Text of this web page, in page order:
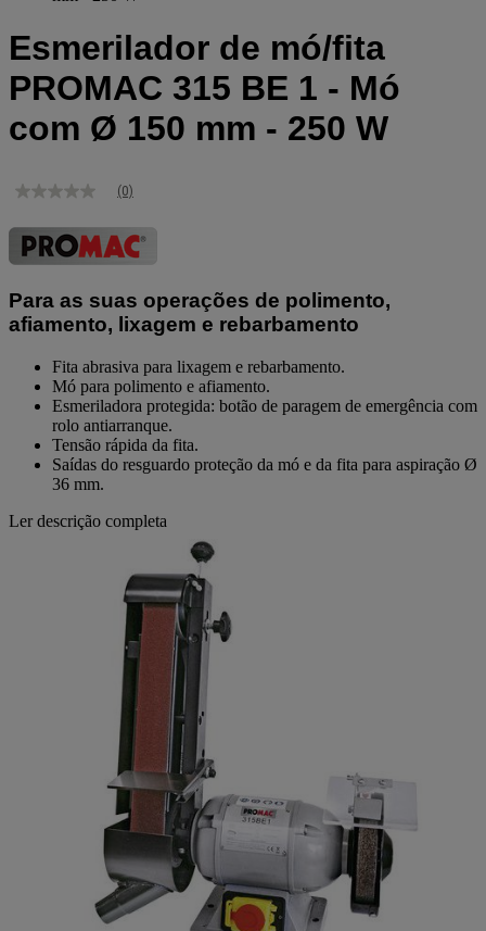
Esmerilador de mó/fita
PROMAC 315 BE 1 - Mó
com Ø 150 mm - 250 W
Sem
de
classificação
Link
a
mesma
página.
(0)
Para as suas operações de polimento,
afiamento, lixagem e rebarbamento
Fita abrasiva para lixagem e rebarbamento.
Mó para polimento e afiamento.
Esmeriladora protegida: botão de paragem de emergência com
rolo antiarranque.
Tensão rápida da fita.
Saídas do resguardo proteção da mó e da fita para aspiração Ø
36 mm.
Ler descrição completa